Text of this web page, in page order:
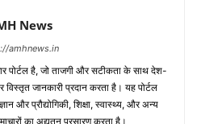
News
amhnews.in
पोर्टल है, जो ताजगी और सटीकता के साथ देश-
विस्तृत जानकारी प्रदान करता है। यह पोर्टल
और प्रौद्योगिकी, शिक्षा, स्वास्थ्य, और अन्य
का अद्यतन प्रसारण करता है।